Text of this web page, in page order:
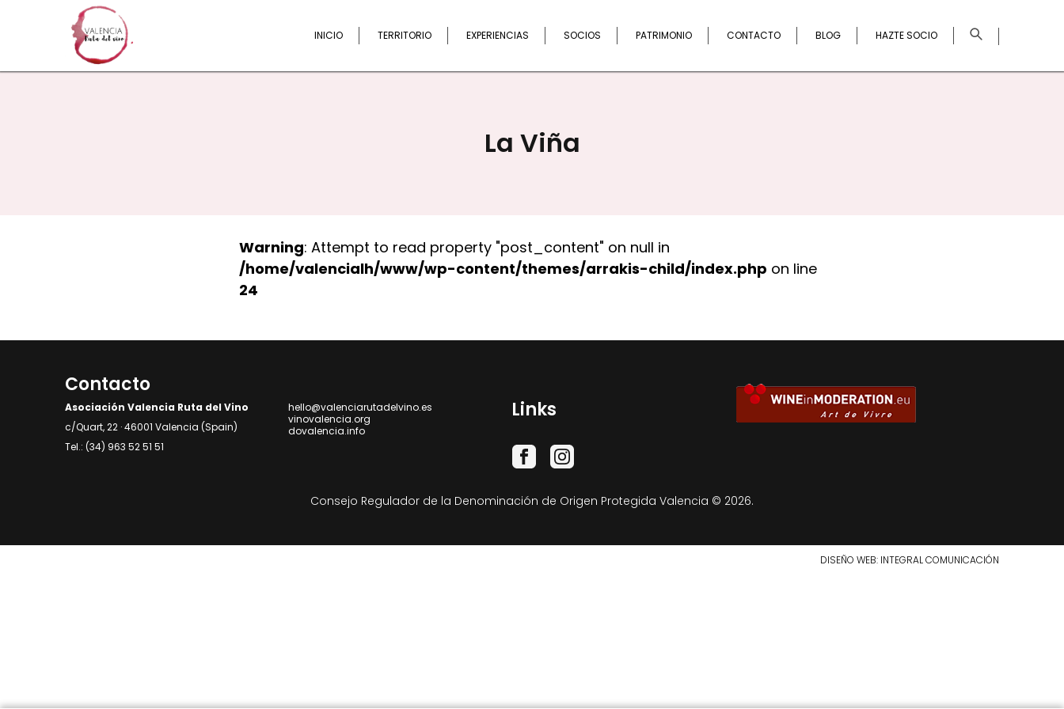
INICIO TERRITORIO EXPERIENCIAS SOCIOS PATRIMONIO CONTACTO BLOG HAZTE SOCIO ×
La Viña
Warning: Attempt to read property "post_content" on null in
/home/valencialh/www/wp-content/themes/arrakis-child/index.php on line
24
Contacto
Asociación Valencia Ruta del Vino
c/Quart, 22 · 46001 Valencia (Spain)
Tel.: (34) 963 52 51 51
hello@valenciarutadelvino.es
vinovalencia.org
dovalencia.info
Links
Consejo Regulador de la Denominación de Origen Protegida Valencia © 2026.
DISEÑO WEB: INTEGRAL COMUNICACIÓN